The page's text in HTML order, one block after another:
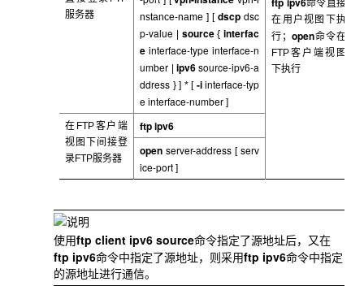
服务器
nstance-name ] [dscp dsc
p-value | source{ interfac
e interface-type interface-n
umber | ipv6source-ipv6-a
ddress } ] * [ -i interface-typ
e interface-number ]
命令直接
在用户视图下执
行；open命令在
FTP客户端视图
下执行
在FTP客户端
视图下间接登
录FTP服务器
ftpipv6
open server-address [ serv
ice-port ]
使用ftp client ipv6 source命令指定了源地址后，又在
ftp ipv6命令中指定了源地址，则采用ftp ipv6命令中指定
的源地址进行通信。